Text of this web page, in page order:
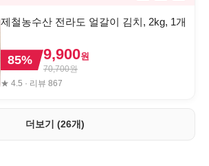
제철농수산 전라도 얼갈이 김치, 2kg, 1개
85% 9,900원
70,700원
★ 4.5 · 리뷰 867
더보기 (26개)